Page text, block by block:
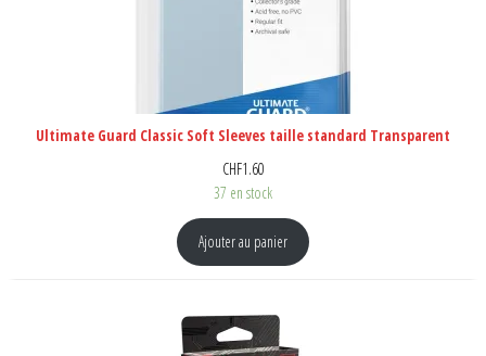
Ultimate Guard Classic Soft Sleeves taille standard Transparent
CHF1.60
37 en stock
Ajouter au panier